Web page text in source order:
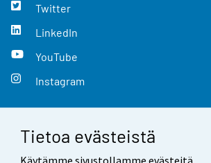
Tietoa evästeistä
Twitter
LinkedIn
YouTube
Instagram
Yhteystiedot